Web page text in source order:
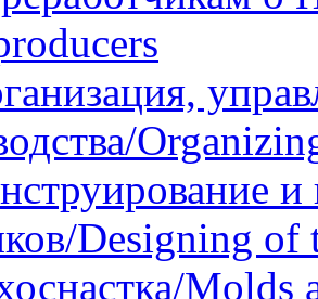
и
Designing of
Molds